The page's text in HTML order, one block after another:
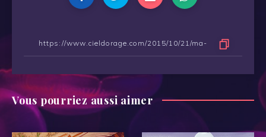
Vous pourriez aussi aimer